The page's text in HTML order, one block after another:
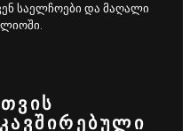
საელჩოები და მაღალი